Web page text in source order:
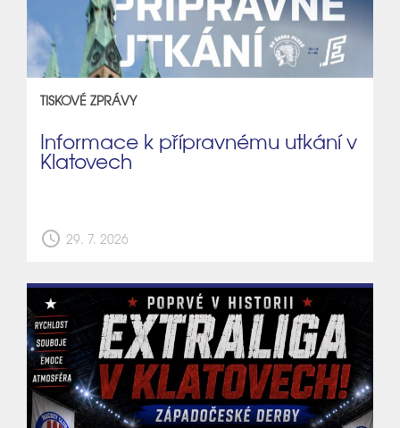
TISKOVÉ ZPRÁVY
Informace k přípravnému utkání v
Klatovech
schedule 29. 7. 2026